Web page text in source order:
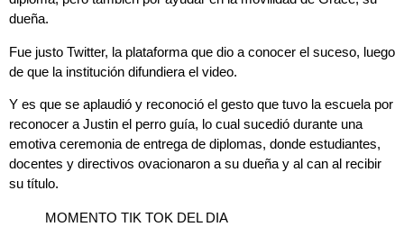
dueña.
Fue justo Twitter, la plataforma que dio a conocer el suceso, luego
de que la institución difundiera el video.
Y es que se aplaudió y reconoció el gesto que tuvo la escuela por
reconocer a Justin el perro guía, lo cual sucedió durante una
emotiva ceremonia de entrega de diplomas, donde estudiantes,
docentes y directivos ovacionaron a su dueña y al can al recibir
su título.
MOMENTO TIK TOK DEL DIA